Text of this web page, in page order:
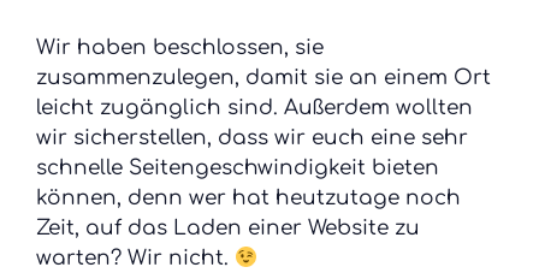
Wir haben beschlossen, sie
zusammenzulegen, damit sie an einem Ort
leicht zugänglich sind. Außerdem wollten
wir sicherstellen, dass wir euch eine sehr
schnelle Seitengeschwindigkeit bieten
können, denn wer hat heutzutage noch
Zeit, auf das Laden einer Website zu
warten? Wir nicht.